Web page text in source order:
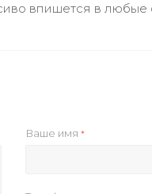
впишется в любые
Ваше имя *